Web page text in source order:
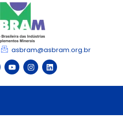
asbram@asbram.org.br